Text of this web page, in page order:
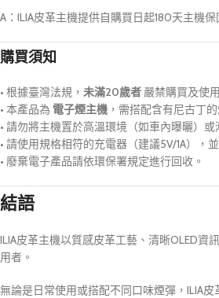
A：ILIA皮革主機提供自購買日起180天主機
購買須知
• 根據臺灣法規， 未滿20歲者 嚴禁購買及使
• 本產品為 電子煙主機 ，需搭配含有尼古丁
• 請勿將主機置於高溫環境（如車內曝曬）或
• 請使用規格相符的充電器（建議5V/1A），
• 廢棄電子產品請依環保署規定進行回收。
結語
ILIA皮革主機以質感皮革工藝、清晰OLED
用者。
無論是日常使用或搭配不同口味煙彈，ILIA